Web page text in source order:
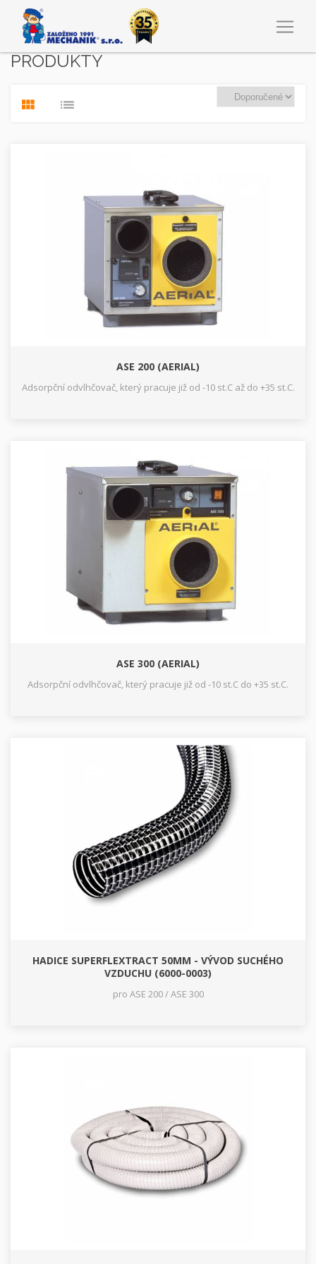
PRODUKTY
ASE 200 (AERIAL)
Adsorpční odvlhčovač, který pracuje již od -10 st.C až do +35 st.C.
ASE 300 (AERIAL)
Adsorpční odvlhčovač, který pracuje již od -10 st.C do +35 st.C.
HADICE SUPERFLEXTRACT 50MM - VÝVOD SUCHÉHO
VZDUCHU (6000-0003)
pro ASE 200 / ASE 300